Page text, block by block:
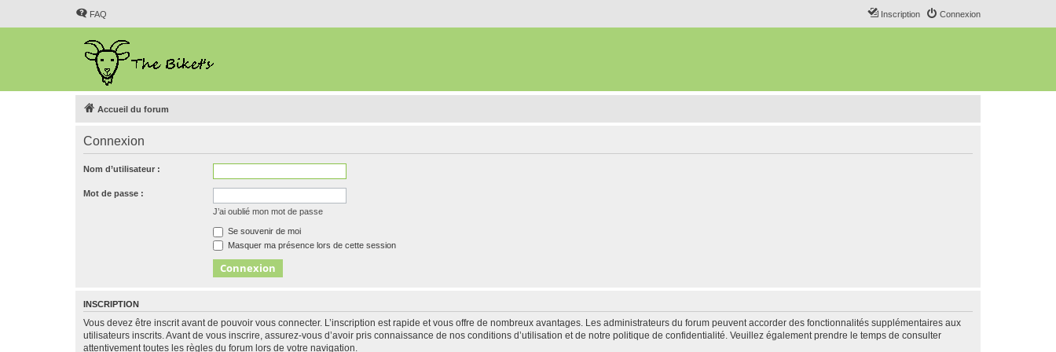
FAQ Connexion
Inscription
Accueil du forum
Connexion
Nom d’utilisateur :
Mot de passe :
J’ai oublié mon mot de passe
Se souvenir de moi
Masquer ma présence lors de cette session
INSCRIPTION
Vous devez être inscrit avant de pouvoir vous connecter. L’inscription est rapide et vous offre de nombreux avantages. Les administrateurs du forum peuvent accorder des fonctionnalités supplémentaires aux
utilisateurs inscrits. Avant de vous inscrire, assurez-vous d’avoir pris connaissance de nos conditions d’utilisation et de notre politique de confidentialité. Veuillez également prendre le temps de consulter
attentivement toutes les règles du forum lors de votre navigation.